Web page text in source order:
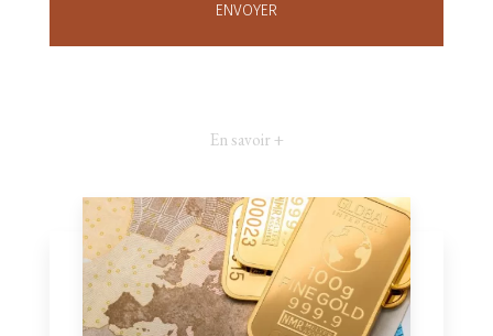
En savoir +